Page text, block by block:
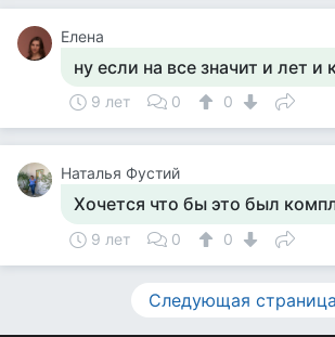
Елена
ну если на все значит и лет и
9 лет 0 0
Наталья Фустий
Хочется что бы это был
9 лет 0 0
Следующая страница